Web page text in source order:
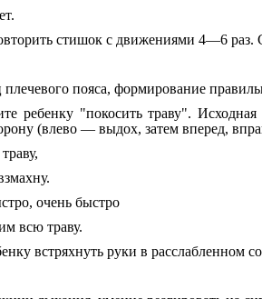
стишок с движениями 4—6 раз.
пояса, формирование
ребенку "покосить траву".
(влево — выдох, затем вперед,
очень быстро
всю траву.
встряхнуть руки в расслабленном